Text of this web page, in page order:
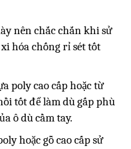
nên chắc chắn khi sử
hóa chống rỉ sét tốt
poly cao cấp hoặc từ
tốt để làm dù gấp phù
ô dù cầm tay.
hoặc gỗ cao cấp sử